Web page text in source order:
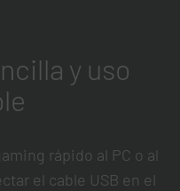
y uso
rápido al PC o al
el cable USB en el